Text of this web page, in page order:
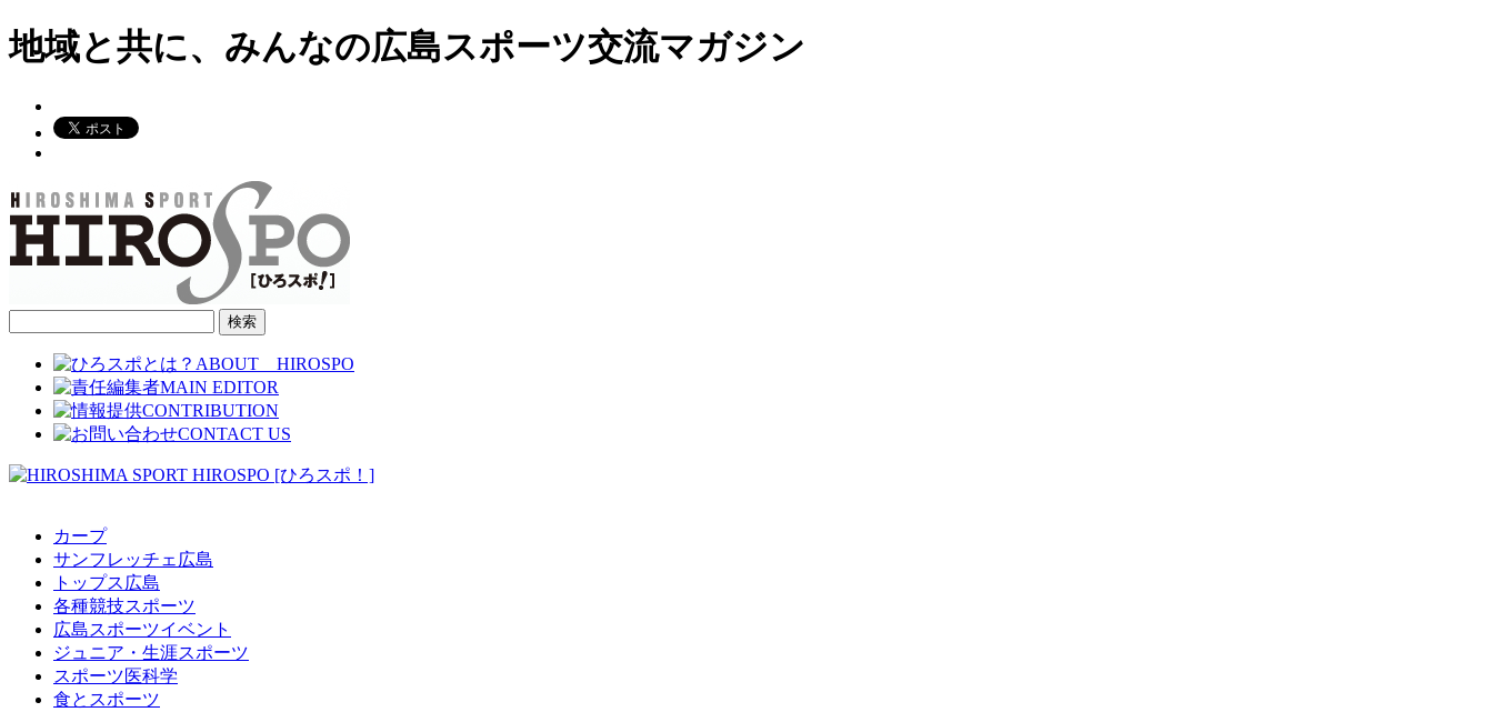
地域と共に、みんなの広島スポーツ交流マガジン
カープ
サンフレッチェ広島
トップス広島
各種競技スポーツ
広島スポーツイベント
ジュニア・生涯スポーツ
スポーツ医科学
食とスポーツ